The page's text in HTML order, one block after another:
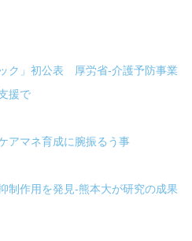
ク」初公表 厚労省-介護予防事業
援で
アマネ育成に腕振るう事
制作用を発見-熊本大が研究の成果